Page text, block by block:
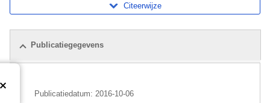
Citeerwijze
Publicatiegegevens
Publicatiedatum: 2016-10-06